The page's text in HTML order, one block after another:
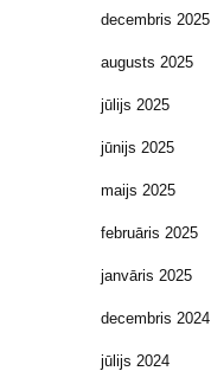
decembris 2025
augusts 2025
jūlijs 2025
jūnijs 2025
maijs 2025
februāris 2025
janvāris 2025
decembris 2024
jūlijs 2024